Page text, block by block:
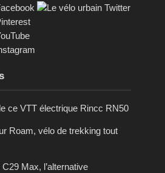
ce VTT électrique Rincc RN50
Roam, vélo de trekking tout
Max, l’alternative